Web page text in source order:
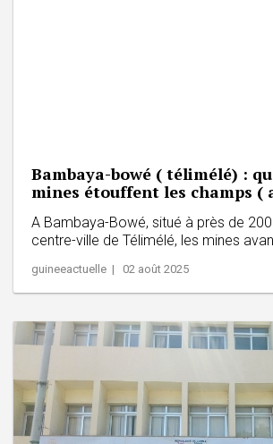
Bambaya-bowé ( télimélé) :
mines étouffent les champs (
A Bambaya-Bowé, situé à près de
centre-ville de Télimélé, les mines
guineeactuelle | 02 août 2025